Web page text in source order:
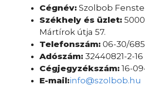
Cégnév: Szolbob
Székhely és üzlet:
Mártírok útja 57.
Telefonszám: 06-30/
Adószám: 32440821-2-16
Cégjegyzékszám: 16-
E-mail:info@szolbob.hu